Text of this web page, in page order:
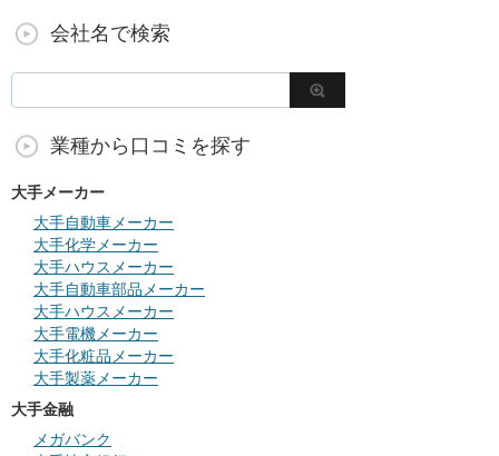
会社名で検索
業種から口コミを探す
大手メーカー
大手自動車メーカー
大手化学メーカー
大手ハウスメーカー
大手自動車部品メーカー
大手ハウスメーカー
大手電機メーカー
大手化粧品メーカー
大手製薬メーカー
大手金融
メガバンク